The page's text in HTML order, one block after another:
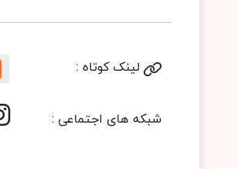
لینک کوتاه :
شبکه های اجتماعی :